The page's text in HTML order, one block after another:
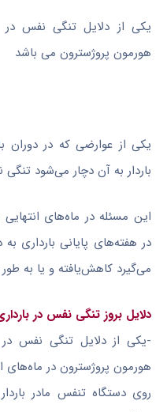
یکی از دلایل تنگی نفس در
هورمون پروژسترون می باشد
یکی از عوارضی که در دوران
باردار به آن دچار می‌شود
این مسئله در ماه‌های
در هفته‌های پایانی بارداری
می‌گیرد کاهش‌یافته و یا به
دلایل بروز تنگی نفس در
-یکی از دلایل تنگی نفس
هورمون پروژسترون در ماه‌های
روی دستگاه تنفس مادر